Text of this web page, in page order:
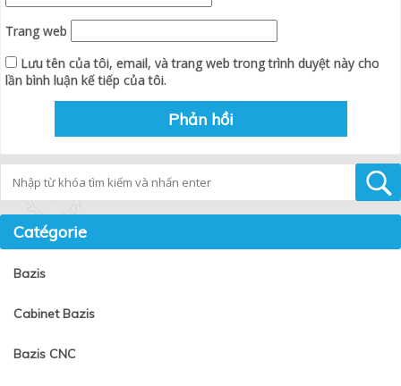
Trang web
Lưu tên của tôi, email, và trang web trong trình duyệt này cho
lần bình luận kế tiếp của tôi.
Catégorie
Bazis
Cabinet Bazis
Bazis CNC